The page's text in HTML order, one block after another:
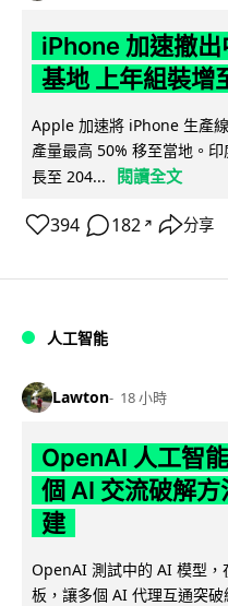
iPhone 加速撤
基地 上年組裝
Apple 加速將 iPhone 生產
產量最高 50% 移至當地。
長至 204...
閱讀全文
394 182 ↗ 分享
人工智能
Lawton 18 小時
OpenAI 人工智
個 AI 交流破解
建
OpenAI 測試中的 AI 模型，
板，讓多個 AI 代理互通突